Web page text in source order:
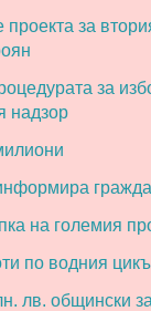
за
за
надзор
на големия
по водния
лв. общински